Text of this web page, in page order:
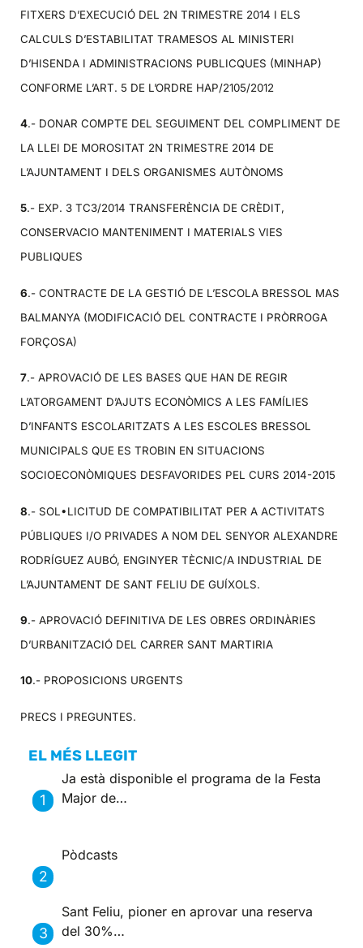
FITXERS D’EXECUCIÓ DEL 2N TRIMESTRE 2014 I ELS
CALCULS D’ESTABILITAT TRAMESOS AL MINISTERI
D’HISENDA I ADMINISTRACIONS PUBLICQUES (MINHAP)
CONFORME L’ART. 5 DE L’ORDRE HAP/2105/2012
4.- DONAR COMPTE DEL SEGUIMENT DEL COMPLIMENT DE
LA LLEI DE MOROSITAT 2N TRIMESTRE 2014 DE
L’AJUNTAMENT I DELS ORGANISMES AUTÒNOMS
5.- EXP. 3 TC3/2014 TRANSFERÈNCIA DE CRÈDIT,
CONSERVACIO MANTENIMENT I MATERIALS VIES
PUBLIQUES
6.- CONTRACTE DE LA GESTIÓ DE L’ESCOLA BRESSOL MAS
BALMANYA (MODIFICACIÓ DEL CONTRACTE I PRÒRROGA
FORÇOSA)
7.- APROVACIÓ DE LES BASES QUE HAN DE REGIR
L’ATORGAMENT D’AJUTS ECONÒMICS A LES FAMÍLIES
D’INFANTS ESCOLARITZATS A LES ESCOLES BRESSOL
MUNICIPALS QUE ES TROBIN EN SITUACIONS
SOCIOECONÒMIQUES DESFAVORIDES PEL CURS 2014-2015
8.- SOL•LICITUD DE COMPATIBILITAT PER A ACTIVITATS
PÚBLIQUES I/O PRIVADES A NOM DEL SENYOR ALEXANDRE
RODRÍGUEZ AUBÓ, ENGINYER TÈCNIC/A INDUSTRIAL DE
L’AJUNTAMENT DE SANT FELIU DE GUÍXOLS.
9.- APROVACIÓ DEFINITIVA DE LES OBRES ORDINÀRIES
D’URBANITZACIÓ DEL CARRER SANT MARTIRIA
10.- PROPOSICIONS URGENTS
PRECS I PREGUNTES.
EL MÉS LLEGIT
Ja està disponible el programa de la Festa
Major de…
Pòdcasts
Sant Feliu, pioner en aprovar una reserva
del 30%…